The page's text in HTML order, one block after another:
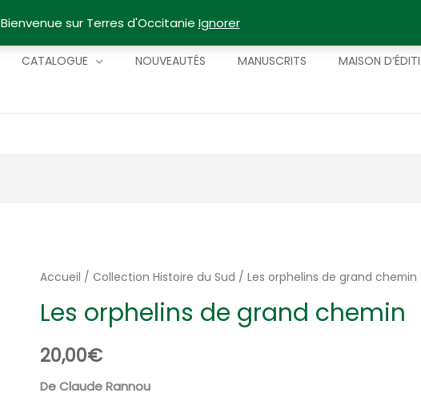
Bienvenue sur Terres d'Occitanie Ignorer
CATALOGUE NOUVEAUTÉS MANUSCRITS MAISON
Accueil /Collection Histoire du Sud / Les orphelins de grand chemin
Les orphelins de grand chemin
20,00€
De Claude Rannou